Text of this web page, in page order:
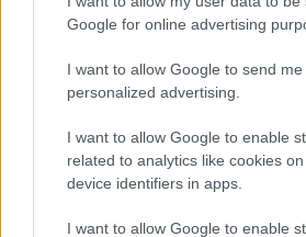
Google for online advertising
I want to allow Google to send me
personalized advertising.
I want to allow Google to enable
related to analytics like cookies
device identifiers in apps.
I want to allow Google to enable
tradicionales tinturas de
Fórmula de la mezcla 1+1,5